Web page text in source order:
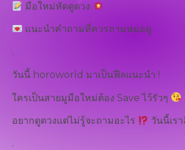
มือใหม่หัดดูดวง
แนะนำคำถามที่ควรถามหมอดู
.
วันนี้ horoworld มาเป็นฟีลแนะนำ !
ใครเป็นสายมูมือใหม่ต้อง Save ไว้รัวๆ
อยากดูดวงแต่ไม่รู้จะถามอะไร วันนี้เร
.